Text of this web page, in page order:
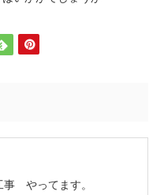
事 やってます。